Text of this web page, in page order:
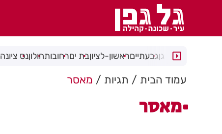
רמת גןגבעתייםראשון-לציוןבת יםרחובותחולוןנס ציונה
עמוד הבית תגיות מאסר
מאסר